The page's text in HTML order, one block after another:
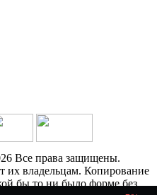
Все права защищены.
их владельцам. Копирование
бы то ни было форме без